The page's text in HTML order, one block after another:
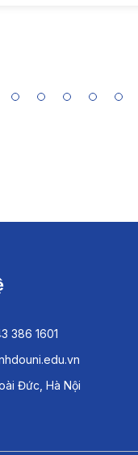
386 1601
Đức, Hà Nội